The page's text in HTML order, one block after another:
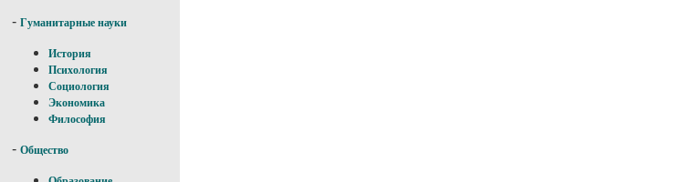
- Гуманитарные науки
История
Психология
Социология
Экономика
Философия
- Общество